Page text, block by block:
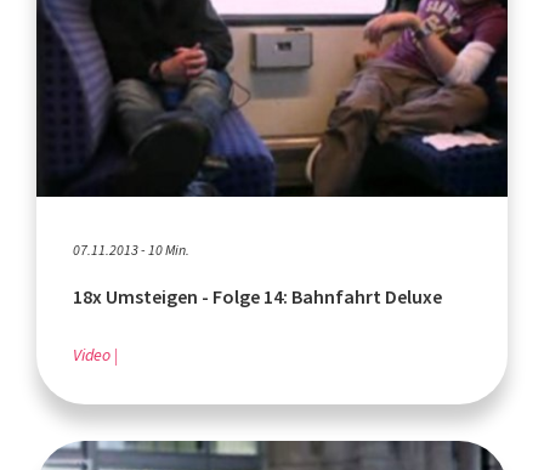
07.11.2013 - 10 Min.
18x Umsteigen - Folge 14: Bahnfahrt Deluxe
Video